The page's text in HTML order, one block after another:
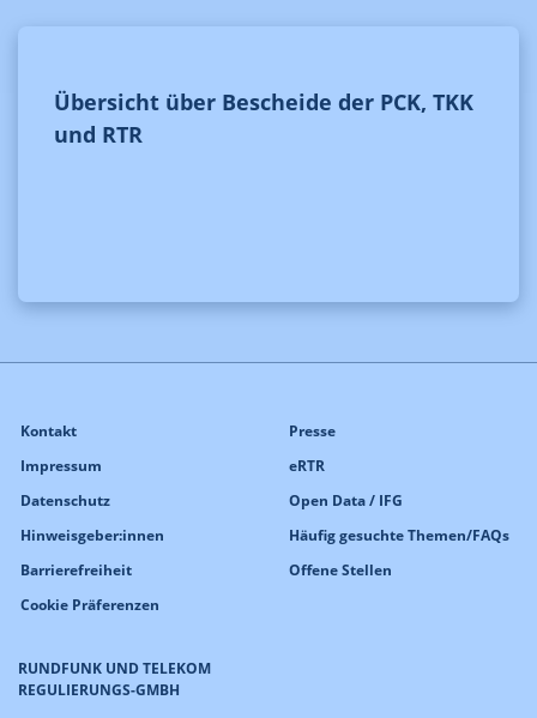
Übersicht über Bescheide der PCK, TKK
und RTR
RUNDFUNK UND TELEKOM
REGULIERUNGS-GMBH
Kontakt
Impressum
Datenschutz
Hinweisgeber:innen
Barrierefreiheit
Cookie Präferenzen
Presse
eRTR
Open Data / IFG
Häufig gesuchte Themen/FAQs
Offene Stellen